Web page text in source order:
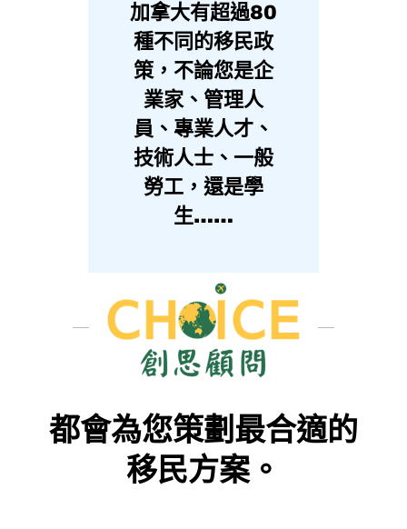
加拿大有超過80
種不同的移民政
策，不論您是企
業家、管理人
員、專業人才、
技術人士、一般
勞工，還是學
生……
都會為您策劃最合適的
移民方案。